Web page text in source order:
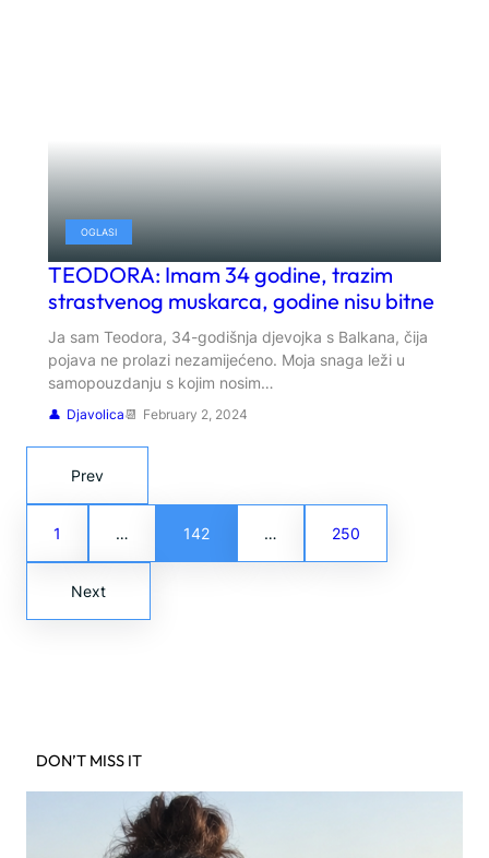
OGLASI
TEODORA: Imam 34 godine, trazim
strastvenog muskarca, godine nisu bitne
Ja sam Teodora, 34-godišnja djevojka s Balkana, čija
pojava ne prolazi nezamijećeno. Moja snaga leži u
samopouzdanju s kojim nosim…
Djavolica February 2, 2024
Prev
1 … 142 … 250
Next
DON’T MISS IT